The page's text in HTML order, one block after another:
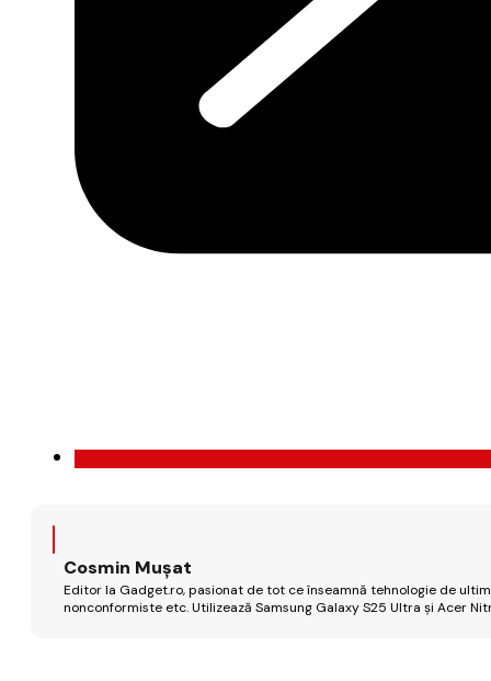
Cosmin Mușat
Editor la Gadget.ro, pasionat de tot ce înseamnă tehnologie de
nonconformiste etc. Utilizează Samsung Galaxy S25 Ultra și Acer